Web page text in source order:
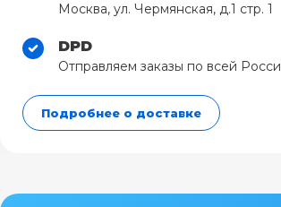
Москва, ул. Чермянская, д.1 стр. 1
DPD
Отправляем заказы по всей
Подробнее о доставке